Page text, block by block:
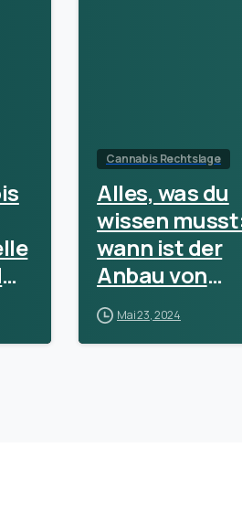
Cannabis Rechtslage
Alles, was du
wissen
wann ist der
Anbau von
Cannabis in
Deutschland
Mai 23, 2024